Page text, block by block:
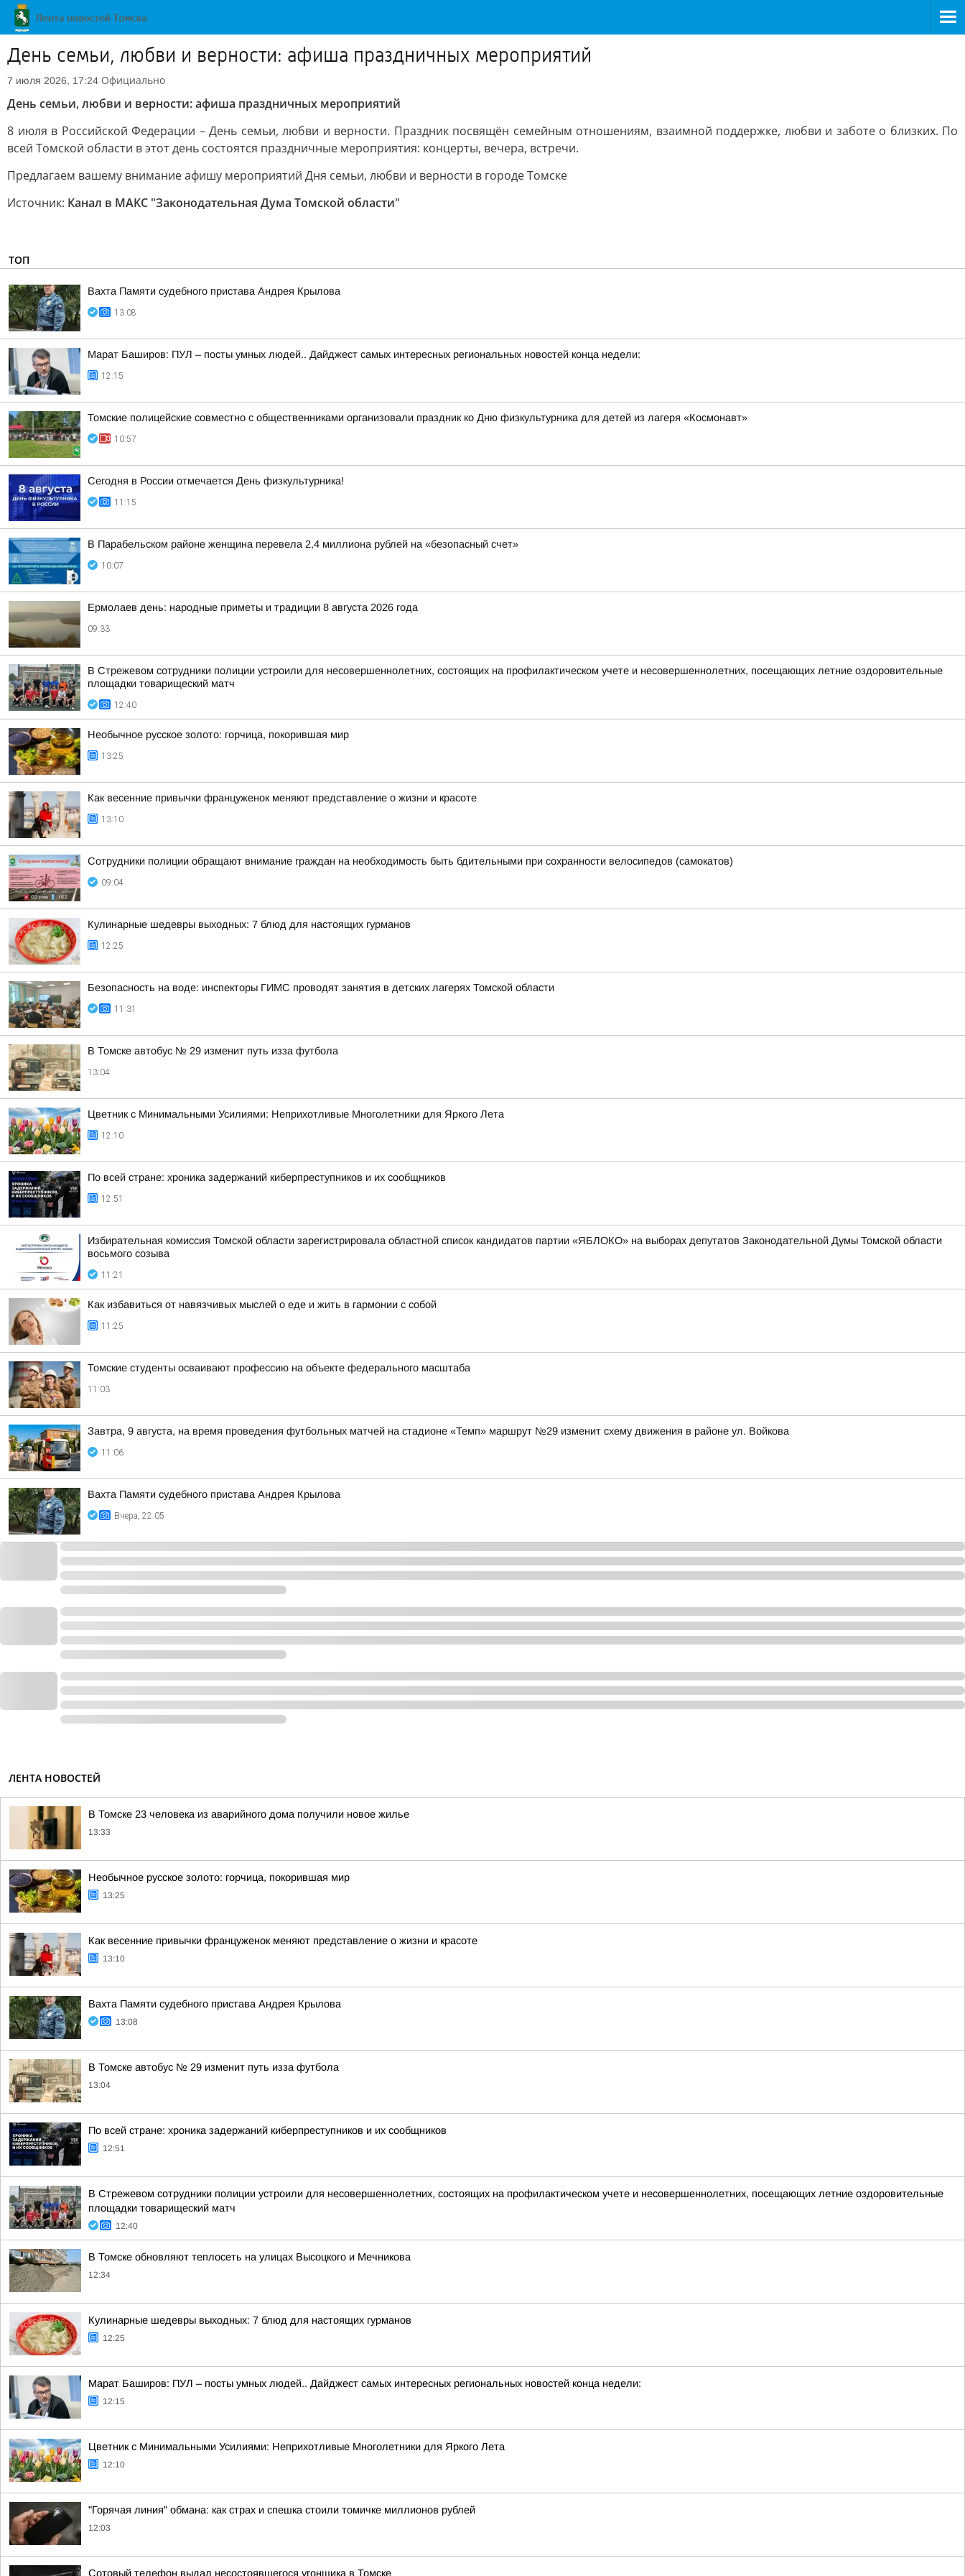
День семьи, любви и верности: афиша праздничных мероприятий
7 июля 2026, 17:24 Официально
День семьи, любви и верности: афиша праздничных мероприятий
8 июля в Российской Федерации – День семьи, любви и верности. Праздник посвящён семейным отношениям, взаимной поддержке, любви и заботе о близких. По
всей Томской области в этот день состоятся праздничные мероприятия: концерты, вечера, встречи.
Предлагаем вашему внимание афишу мероприятий Дня семьи, любви и верности в городе Томске
Источник: Канал в МАКС "Законодательная Дума Томской области"
ТОП
Вахта Памяти судебного пристава Андрея Крылова
13:08
Марат Баширов: ПУЛ – посты умных людей.. Дайджест самых интересных региональных новостей конца недели:
12:15
Томские полицейские совместно с общественниками организовали праздник ко Дню физкультурника для детей из лагеря «Космонавт»
10:57
Сегодня в России отмечается День физкультурника!
11:15
В Парабельском районе женщина перевела 2,4 миллиона рублей на «безопасный счет»
10:07
Ермолаев день: народные приметы и традиции 8 августа 2026 года
09:33
В Стрежевом сотрудники полиции устроили для несовершеннолетних, состоящих на профилактическом учете и несовершеннолетних, посещающих летние оздоровительные
площадки товарищеский матч
12:40
Необычное русское золото: горчица, покорившая мир
13:25
Как весенние привычки француженок меняют представление о жизни и красоте
13:10
Сотрудники полиции обращают внимание граждан на необходимость быть бдительными при сохранности велосипедов (самокатов)
09:04
Кулинарные шедевры выходных: 7 блюд для настоящих гурманов
12:25
Безопасность на воде: инспекторы ГИМС проводят занятия в детских лагерях Томской области
11:31
В Томске автобус № 29 изменит путь изза футбола
13:04
Цветник с Минимальными Усилиями: Неприхотливые Многолетники для Яркого Лета
12:10
По всей стране: хроника задержаний киберпреступников и их сообщников
12:51
Избирательная комиссия Томской области зарегистрировала областной список кандидатов партии «ЯБЛОКО» на выборах депутатов Законодательной Думы Томской области
восьмого созыва
11:21
Как избавиться от навязчивых мыслей о еде и жить в гармонии с собой
11:25
Томские студенты осваивают профессию на объекте федерального масштаба
11:03
Завтра, 9 августа, на время проведения футбольных матчей на стадионе «Темп» маршрут №29 изменит схему движения в районе ул. Войкова
11:06
Вахта Памяти судебного пристава Андрея Крылова
Вчера, 22:05
ЛЕНТА НОВОСТЕЙ
В Томске 23 человека из аварийного дома получили новое жилье
13:33
Необычное русское золото: горчица, покорившая мир
13:25
Как весенние привычки француженок меняют представление о жизни и красоте
13:10
Вахта Памяти судебного пристава Андрея Крылова
13:08
В Томске автобус № 29 изменит путь изза футбола
13:04
По всей стране: хроника задержаний киберпреступников и их сообщников
12:51
В Стрежевом сотрудники полиции устроили для несовершеннолетних, состоящих на профилактическом учете и несовершеннолетних, посещающих летние оздоровительные
площадки товарищеский матч
12:40
В Томске обновляют теплосеть на улицах Высоцкого и Мечникова
12:34
Кулинарные шедевры выходных: 7 блюд для настоящих гурманов
12:25
Марат Баширов: ПУЛ – посты умных людей.. Дайджест самых интересных региональных новостей конца недели:
12:15
Цветник с Минимальными Усилиями: Неприхотливые Многолетники для Яркого Лета
12:10
"Горячая линия" обмана: как страх и спешка стоили томичке миллионов рублей
12:03
Сотовый телефон выдал несостоявшегося угонщика в Томске